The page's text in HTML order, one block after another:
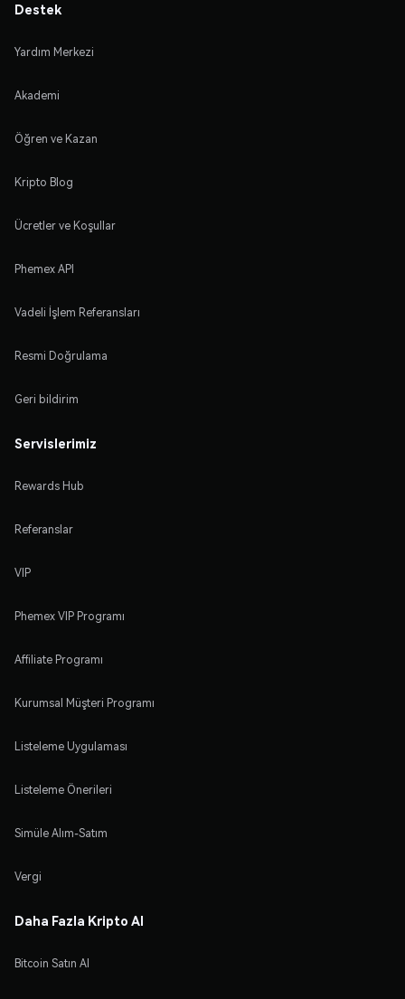
Destek
Yardım Merkezi
Akademi
Öğren ve Kazan
Kripto Blog
Ücretler ve Koşullar
Phemex API
Vadeli İşlem Referansları
Resmi Doğrulama
Geri bildirim
Servislerimiz
Rewards Hub
Referanslar
VIP
Phemex VIP Programı
Affiliate Programı
Kurumsal Müşteri Programı
Listeleme Uygulaması
Listeleme Önerileri
Simüle Alım-Satım
Vergi
Daha Fazla Kripto Al
Bitcoin Satın Al